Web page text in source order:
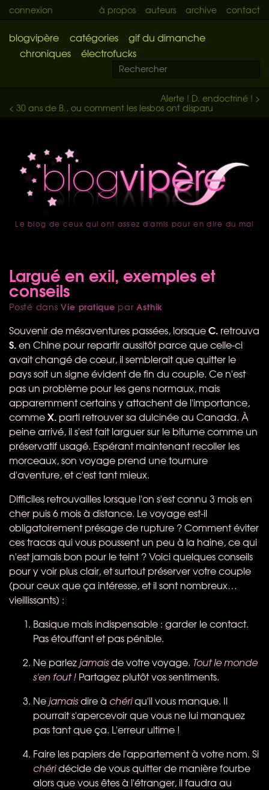
connexion à propos auteurs archive contact
blogvipère catégories
gif du dimanche
chroniques
électrofucks
Alerte ! D. endoctriné ! >
< 30 ans de B., ou comment les lesbos ont disparu
accueil
Le blog de ceux qui ont assez d'amis pour en dire du mal
Largué en exil, exemples et
conseils
Posté dansVie pratique parAsthik
Souvenir de mésaventures passées, lorsqueC. retrouva
S.en Chine pour repartir aussitôt parce que celle-ci
avait changé de cœur, il semblerait que quitter le
pays soit un signe évident de fin du couple. Ce n'est
pas un problème pour les gens normaux, mais
apparemment certains y attachent de l'importance,
commeX. parti retrouver sa dulcinée au Canada. À
peine arrivé, il s'est fait larguer sur le bitume comme un
préservatif usagé. Espérant maintenant recoller les
morceaux, son voyage prend une tournure
d'aventure, et c'est tant mieux.
Difficiles retrouvailles lorsque l'on s'est connu 3 mois en
cher puis 6 mois à distance. Le voyage est-il
obligatoirement présage de rupture ? Comment éviter
ces tracas qui vous poussent un peu à la haine, ce qui
n'est jamais bon pour le teint ? Voici quelques conseils
pour y voir plus clair, et surtout préserver votre couple
(pour ceux que ça intéresse, et il sont nombreux…
vieillissants) :
Basique mais indispensable : garder le contact.
Pas étouffant et pas pénible.
Ne parlezjamaisde votre voyage. Tout le monde
s'en fout ! Partagez plutôt vos sentiments.
Nejamaisdire à chériqu'il vous manque. Il
pourrait s'apercevoir que vous ne lui manquez
pas tant que ça. L'erreur ultime !
Faire les papiers de l'appartement à votre nom. Si
chéridécide de vous quitter de manière fourbe
alors que vous êtes à l'étranger, il faudra au